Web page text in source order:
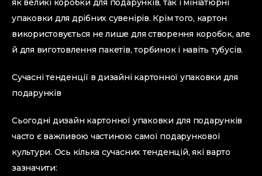
як великі коробки для подарунків, так і мініатюрні
упаковки для дрібних сувенірів. Крім того, картон
використовується не лише для створення коробок, але
й для виготовлення пакетів, торбинок і навіть тубусів.
Сучасні тенденції в дизайні картонної упаковки для
подарунків
Сьогодні дизайн картонної упаковки для подарунків
часто є важливою частиною самої подарункової
культури. Ось кілька сучасних тенденцій, які варто
зазначити: